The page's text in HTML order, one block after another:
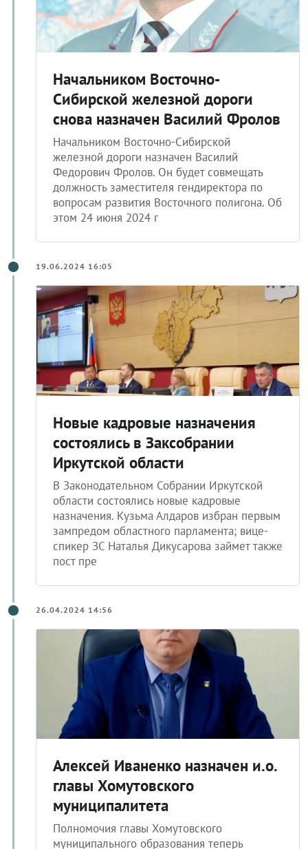
Начальником Восточно-
Сибирской железной дороги
снова назначен Василий Фролов
Начальником Восточно-Сибирской
железной дороги назначен Василий
Федорович Фролов. Он будет совмещать
должность заместителя гендиректора по
вопросам развития Восточного полигона. Об
этом 24 июня 2024 г
19.06.2024 16:05
Новые кадровые назначения
состоялись в Заксобрании
Иркутской области
В Законодательном Собрании Иркутской
области состоялись новые кадровые
назначения. Кузьма Алдаров избран первым
зампредом областного парламента; вице-
спикер ЗС Наталья Дикусарова займет также
пост пре
26.04.2024 14:56
Алексей Иваненко назначен и.о.
главы Хомутовского
муниципалитета
Полномочия главы Хомутовского
муниципального образования теперь